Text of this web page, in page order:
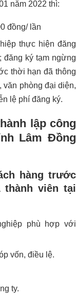
năm 2022 thì:
đồng/ lần
thực hiện đăng
đăng ký tạm ngừng
thời hạn đã thông
văn phòng đại diện,
lệ phí đăng ký.
lập công
Lâm Đồng
hàng trước
thành viên tại
phù hợp với
vốn, điều lệ.
ty.